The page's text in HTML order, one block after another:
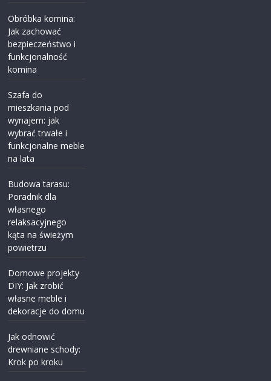
Obróbka komina:
Jak zachować
bezpieczeństwo i
funkcjonalność
komina
Szafa do
mieszkania pod
wynajem: jak
wybrać trwałe i
funkcjonalne meble
na lata
Budowa tarasu:
Poradnik dla
własnego
relaksacyjnego
kąta na świeżym
powietrzu
Domowe projekty
DIY: Jak zrobić
własne meble i
dekoracje do domu
Jak odnowić
drewniane schody:
Krok po kroku